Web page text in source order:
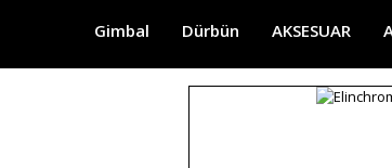
Gimbal Dürbün AKSESUAR